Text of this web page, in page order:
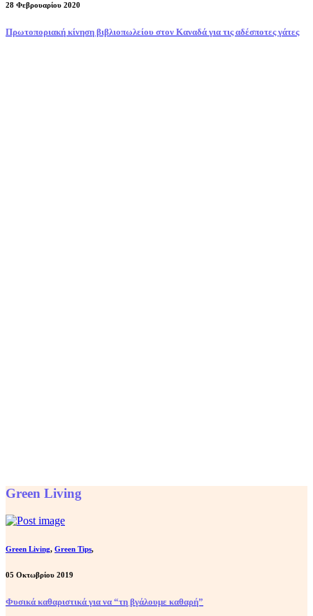
28 Φεβρουαρίου 2020
Πρωτοποριακή κίνηση βιβλιοπωλείου στον Καναδά για τις αδέσποτες γάτες
Green Living
Green Living, Green Tips,
05 Οκτωβρίου 2019
Φυσικά καθαριστικά για να “τη βγάλουμε καθαρή”